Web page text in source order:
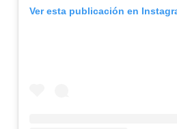
Ver esta publicación en